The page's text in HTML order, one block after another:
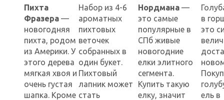
Пихта
Фразера —
новогодняя
пихта, родом
из Америки. У
этого дерева
мягкая хвоя и
очень густая
шапка. Кроме
Набор из 4-6
ароматных
пихтовых
веточек
собранных в
один букет.
Пихтовый
лапник может
стать
Нордмана —
это самые
популярные в
СПб живые
новогодние
елки элитного
сегмента.
Купить такую
елку, значит
в
это
ель в